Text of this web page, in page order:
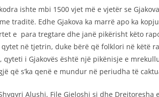
ishte mbi 1500 vjet më e vjetër se
traditë. Edhe Gjakova ka marrë apo ka
e para tregtare dhe janë pikërisht këto
në tjetrin, duke bërë që folklori në këtë
i Gjakovës është një pikënisje e
që s’ka qenë e mundur në periudha të
Alushi, File Gjeloshi si dhe